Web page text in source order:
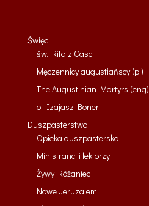
Święci
św. Rita z Cascii
Męczennicy augustiańscy (pl)
The Augustinian Martyrs (eng)
o. Izajasz Boner
Duszpasterstwo
Opieka duszpasterska
Ministranci i lektorzy
Żywy Różaniec
Nowe Jeruzalem